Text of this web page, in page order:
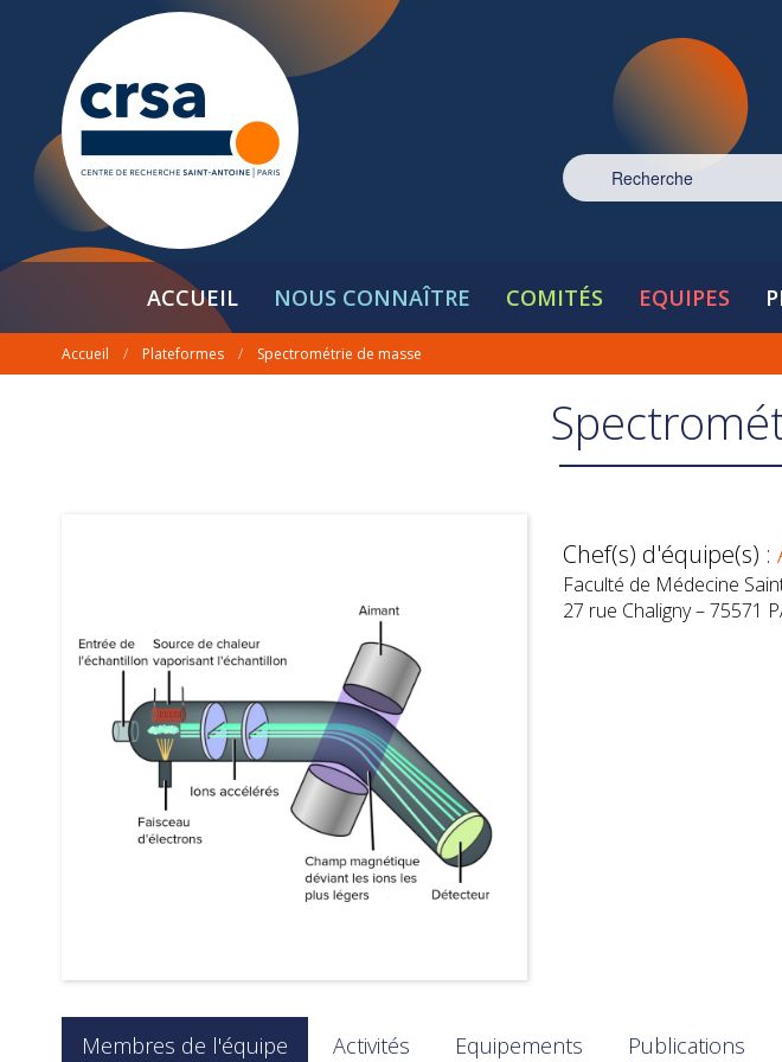
ACCUEIL NOUS CONNAÎTRE COMITÉS EQUIPES
Accueil / Plateformes / Spectrométrie de masse
Chef(s) d'équipe(s) :
Faculté de Médecine
27 rue Chaligny – 75571
Membres de l'équipe Activités Equipements Publications